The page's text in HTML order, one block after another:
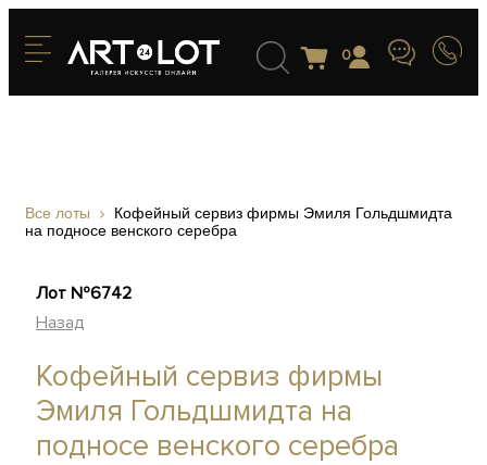
0
Все лоты
Кофейный сервиз фирмы Эмиля Гольдшмидта
на подносе венского серебра
Лот №6742
Назад
Кофейный сервиз фирмы
Эмиля Гольдшмидта на
подносе венского серебра